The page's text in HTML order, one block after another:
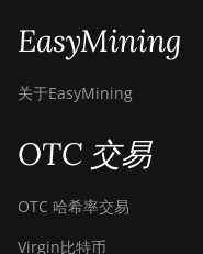
EasyMining
关于EasyMining
OTC 交易
OTC 哈希率交易
Virgin比特币